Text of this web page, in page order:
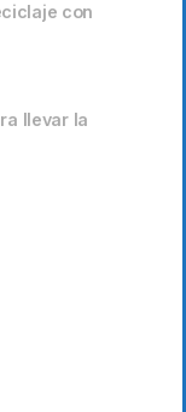
con
llevar la